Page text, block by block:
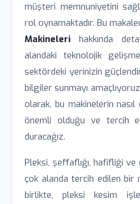
müşteri memnuniyetini
rol oynamaktadır. Bu
Makineleri hakkında
alandaki teknolojik
sektördeki yerinizin
bilgiler sunmayı
olarak, bu makinelerin nasıl
önemli olduğu ve tercih
duracağız.
Pleksi, şeffaflığı, hafifliği ve
çok alanda tercih edilen bir
birlikte, pleksi kesim